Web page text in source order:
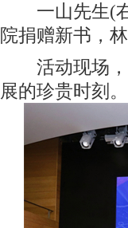
一山先生(右)
院捐赠新书，
活动现场，
展的珍贵时刻。